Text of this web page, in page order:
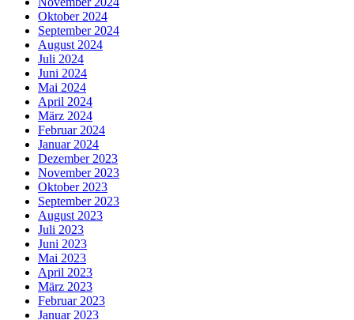
Oktober 2024
September 2024
August 2024
Juli 2024
Juni 2024
Mai 2024
April 2024
März 2024
Februar 2024
Januar 2024
Dezember 2023
November 2023
Oktober 2023
September 2023
August 2023
Juli 2023
Juni 2023
Mai 2023
April 2023
März 2023
Februar 2023
Januar 2023